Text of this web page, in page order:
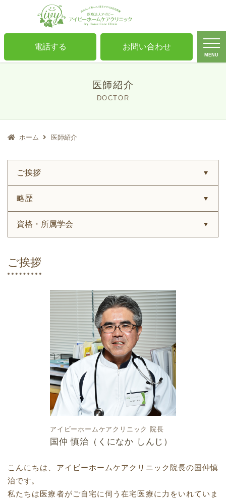
MENU
電話する お問い合わせ
医師紹介
DOCTOR
ホーム 医師紹介
ご挨拶
アイビーホームケアクリニック 院長
国仲 慎治（くになか しんじ）
こんにちは、アイビーホームケアクリニック院長の国仲慎
治です。
私たちは医療者がご自宅に伺う在宅医療に力をいれていま
ご挨拶
略歴
資格・所属学会